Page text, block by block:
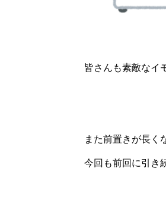
皆さんも素敵なイ
また前置きが長く
今回も前回に引き